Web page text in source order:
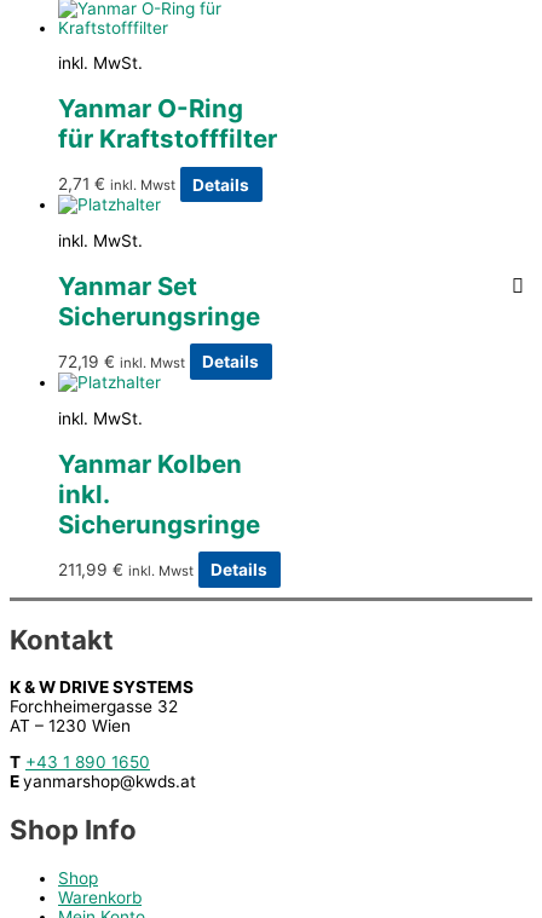
inkl. MwSt.
Yanmar O-Ring
für Kraftstofffilter
2,71 € inkl. Mwst Details
inkl. MwSt.
Yanmar Set
Sicherungsringe
72,19 € inkl. Mwst Details
inkl. MwSt.
Yanmar Kolben
inkl.
Sicherungsringe
211,99 € inkl. Mwst Details
Kontakt
K & W DRIVE SYSTEMS
Forchheimergasse 32
AT – 1230 Wien
T +43 1 890 1650
Eyanmarshop@kwds.at
Shop Info
Shop
Warenkorb